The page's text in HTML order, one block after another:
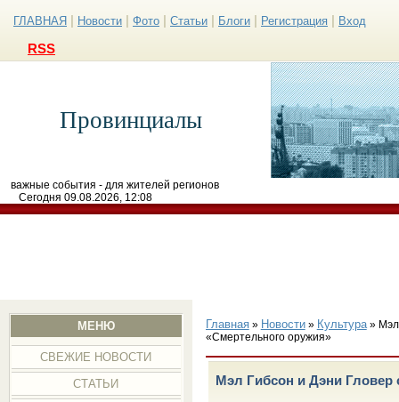
ГЛАВНАЯ Новости Фото Статьи Блоги Регистрация Вход
RSS
Провинциалы
важные события - для жителей регионов
Сегодня 09.08.2026, 12:08
МЕНЮ
СВЕЖИЕ НОВОСТИ
СТАТЬИ
Главная» Новости» Культура» Мэл
«Смертельного оружия»
Мэл Гибсон и Дэни Гловер